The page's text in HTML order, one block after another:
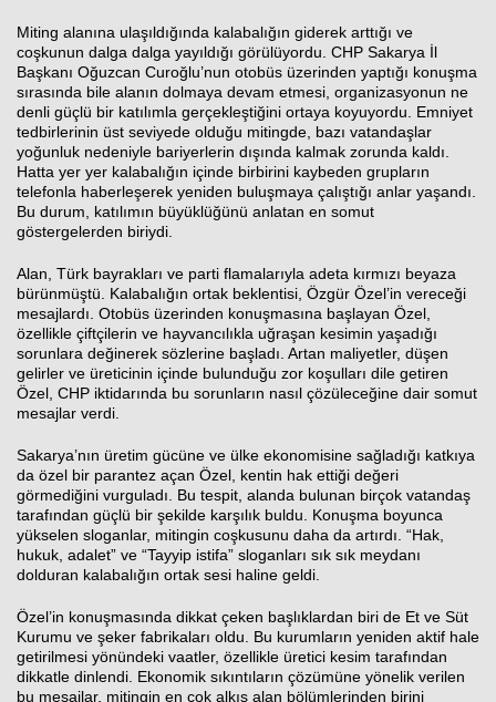
Miting alanına ulaşıldığında kalabalığın giderek arttığı ve
coşkunun dalga dalga yayıldığı görülüyordu. CHP Sakarya İl
Başkanı Oğuzcan Curoğlu’nun otobüs üzerinden yaptığı konuşma
sırasında bile alanın dolmaya devam etmesi, organizasyonun ne
denli güçlü bir katılımla gerçekleştiğini ortaya koyuyordu. Emniyet
tedbirlerinin üst seviyede olduğu mitingde, bazı vatandaşlar
yoğunluk nedeniyle bariyerlerin dışında kalmak zorunda kaldı.
Hatta yer yer kalabalığın içinde birbirini kaybeden grupların
telefonla haberleşerek yeniden buluşmaya çalıştığı anlar yaşandı.
Bu durum, katılımın büyüklüğünü anlatan en somut
göstergelerden biriydi.
Alan, Türk bayrakları ve parti flamalarıyla adeta kırmızı beyaza
bürünmüştü. Kalabalığın ortak beklentisi, Özgür Özel’in vereceği
mesajlardı. Otobüs üzerinden konuşmasına başlayan Özel,
özellikle çiftçilerin ve hayvancılıkla uğraşan kesimin yaşadığı
sorunlara değinerek sözlerine başladı. Artan maliyetler, düşen
gelirler ve üreticinin içinde bulunduğu zor koşulları dile getiren
Özel, CHP iktidarında bu sorunların nasıl çözüleceğine dair somut
mesajlar verdi.
Sakarya’nın üretim gücüne ve ülke ekonomisine sağladığı katkıya
da özel bir parantez açan Özel, kentin hak ettiği değeri
görmediğini vurguladı. Bu tespit, alanda bulunan birçok vatandaş
tarafından güçlü bir şekilde karşılık buldu. Konuşma boyunca
yükselen sloganlar, mitingin coşkusunu daha da artırdı. “Hak,
hukuk, adalet” ve “Tayyip istifa” sloganları sık sık meydanı
dolduran kalabalığın ortak sesi haline geldi.
Özel’in konuşmasında dikkat çeken başlıklardan biri de Et ve Süt
Kurumu ve şeker fabrikaları oldu. Bu kurumların yeniden aktif hale
getirilmesi yönündeki vaatler, özellikle üretici kesim tarafından
dikkatle dinlendi. Ekonomik sıkıntıların çözümüne yönelik verilen
bu mesajlar, mitingin en çok alkış alan bölümlerinden birini